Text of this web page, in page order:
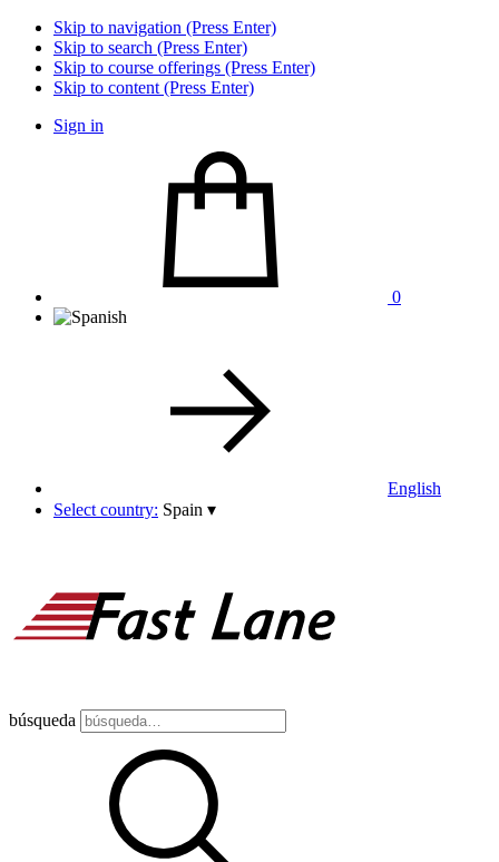
Skip to navigation (Press Enter)
Skip to search (Press Enter)
Skip to course offerings (Press Enter)
Skip to content (Press Enter)
Sign in
0
English
Select country: Spain ▾
búsqueda